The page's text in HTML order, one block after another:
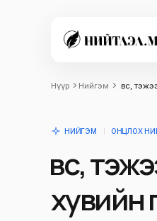
Нүүр Нийгэм Өвс,
НИЙГЭМ ОНЦЛОХ
Өвс,
хувийн